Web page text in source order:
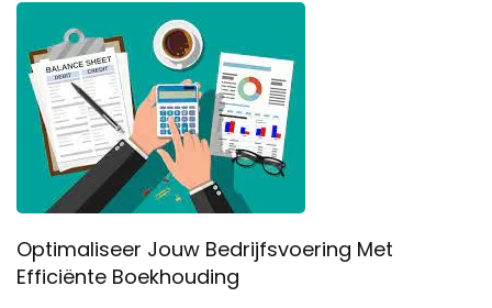
Optimaliseer Jouw Bedrijfsvoering Met
Efficiënte Boekhouding